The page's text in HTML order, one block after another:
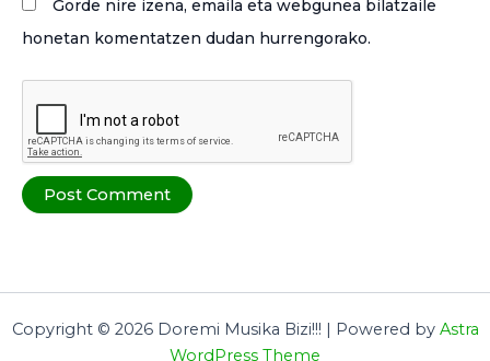
Gorde nire izena, emaila eta webgunea bilatzaile
honetan komentatzen dudan hurrengorako.
Copyright © 2026 Doremi Musika Bizi!!! | Powered by Astra
WordPress Theme